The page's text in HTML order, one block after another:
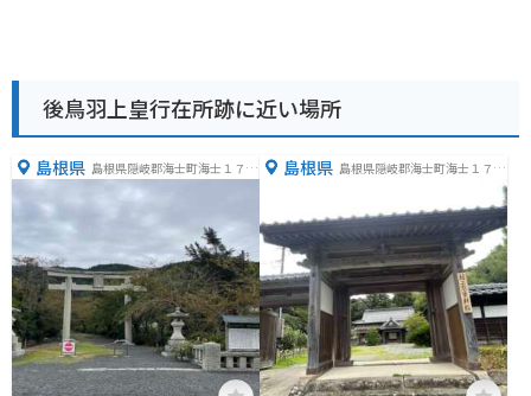
後鳥羽上皇行在所跡に近い場所
島根県 島根県隠岐郡海士町海士１７８
４
島根県 島根県隠岐郡海士町海士１７０